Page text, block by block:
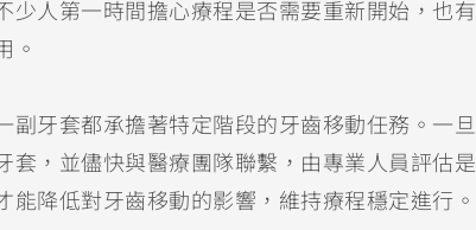
人第一時間擔心療程是否需要重新開始，也有
。
牙套都承擔著特定階段的牙齒移動任務。一旦
套，並儘快與醫療團隊聯繫，由專業人員評估是
降低對牙齒移動的影響，維持療程穩定進行。